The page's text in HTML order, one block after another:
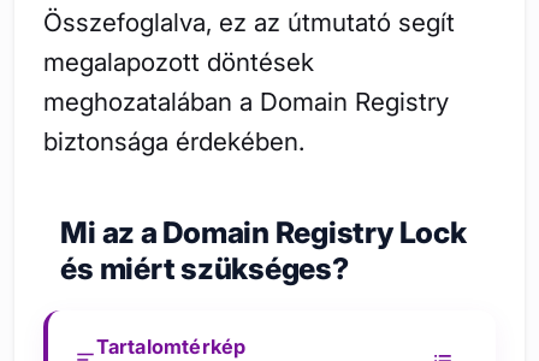
Összefoglalva, ez az útmutató segít
megalapozott döntések
meghozatalában a Domain Registry
biztonsága érdekében.
Mi az a Domain Registry Lock
és miért szükséges?
Tartalomtérkép